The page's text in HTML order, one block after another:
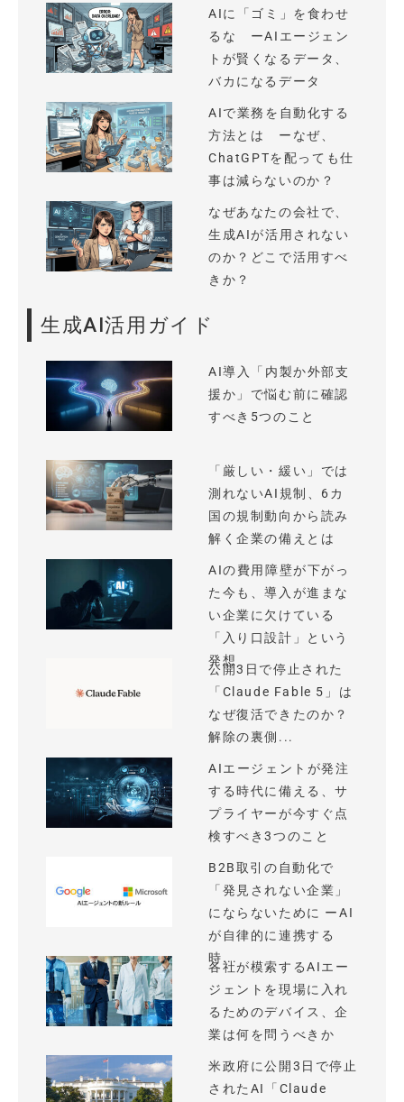
AIに「ゴミ」を食わせ
るな ーAIエージェン
トが賢くなるデータ、
バカになるデータ
AIで業務を自動化する
方法とは ーなぜ、
ChatGPTを配っても仕
事は減らないのか？
なぜあなたの会社で、
生成AIが活用されない
のか？どこで活用すべ
きか？
生成AI活用ガイド
AI導入「内製か外部支
援か」で悩む前に確認
すべき5つのこと
「厳しい・緩い」では
測れないAI規制、6カ
国の規制動向から読み
解く企業の備えとは
AIの費用障壁が下がっ
た今も、導入が進まな
い企業に欠けている
「入り口設計」という
発想
公開3日で停止された
「Claude Fable 5」は
なぜ復活できたのか？
解除の裏側...
AIエージェントが発注
する時代に備える、サ
プライヤーが今すぐ点
検すべき3つのこと
B2B取引の自動化で
「発見されない企業」
にならないために ーAI
が自律的に連携する
時...
各社が模索するAIエー
ジェントを現場に入れ
るためのデバイス、企
業は何を問うべきか
米政府に公開3日で停止
されたAI「Claude